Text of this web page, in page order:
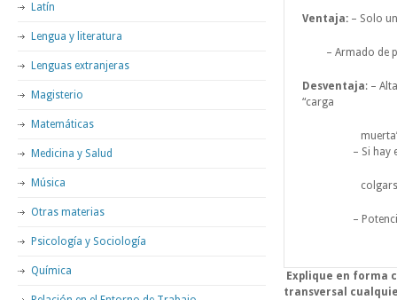
Ventaja: – Solo
– Armado de
Desventaja: –
“carga
– Si hay
colgarse el
– Potencial
Explique en forma
transversal
Latín
Lengua y literatura
Lenguas extranjeras
Magisterio
Matemáticas
Medicina y Salud
Música
Otras materias
Psicología y Sociología
Química